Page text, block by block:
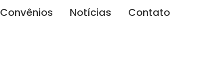
Convênios Notícias Contato